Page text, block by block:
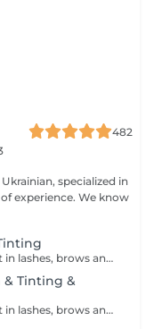
482
specialized in
We know
Service performed by Diana, our expert in lashes, brows and hair removal, with over 10 years of experience, ensuring precision and high-quality results.
& Tinting &
Service performed by Diana, our expert in lashes, brows and hair removal, with over 10 years of experience, ensuring precision and high-quality results.